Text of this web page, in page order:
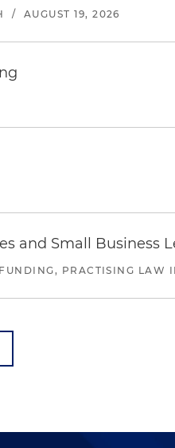
/ AUGUST 19, 2026
and Small Business
PRACTISING LAW